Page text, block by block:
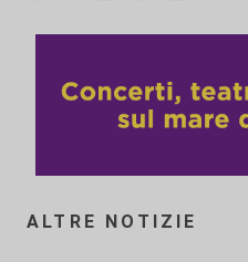
ALTRE NOTIZIE